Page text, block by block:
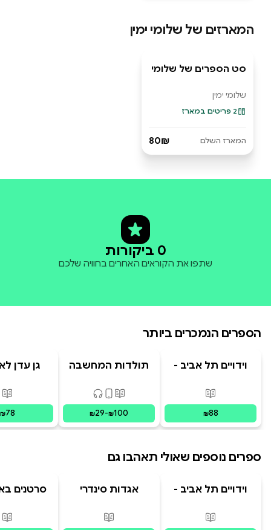
המארזים של שלומי ימין
מארז ספרים
סט הספרים של שלומי
שלומי ימין
2 פריטים במארז
המארז השלם 80₪
0 ביקורות
שתפו את הקוראים האחרים בחוויה שלכם
הספרים הנמכרים ביותר
וידויים תל אביב -
פורמטים זמינים
מודפס
₪88
תולדות המחשבה
פורמטים זמינים
מודפס,
₪29-₪100
גן עדן
₪78
ספרים נוספים שאולי תאהבו גם
וידויים תל אביב -
פורמטים זמינים
מודפס
אגדות סינדרי
פורמטים זמינים
מודפס
סרטנים